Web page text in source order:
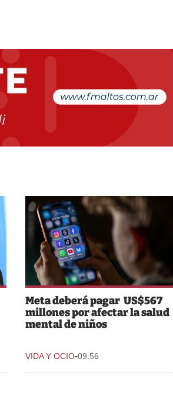
Meta deberá pagar US$567
millones por afectar la salud
mental de niños
VIDA Y OCIO-09:56